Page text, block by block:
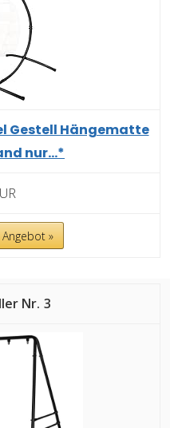
Gestell Hängematte
nur...*
»
3